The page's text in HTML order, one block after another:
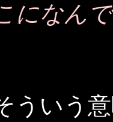
になん
ういう